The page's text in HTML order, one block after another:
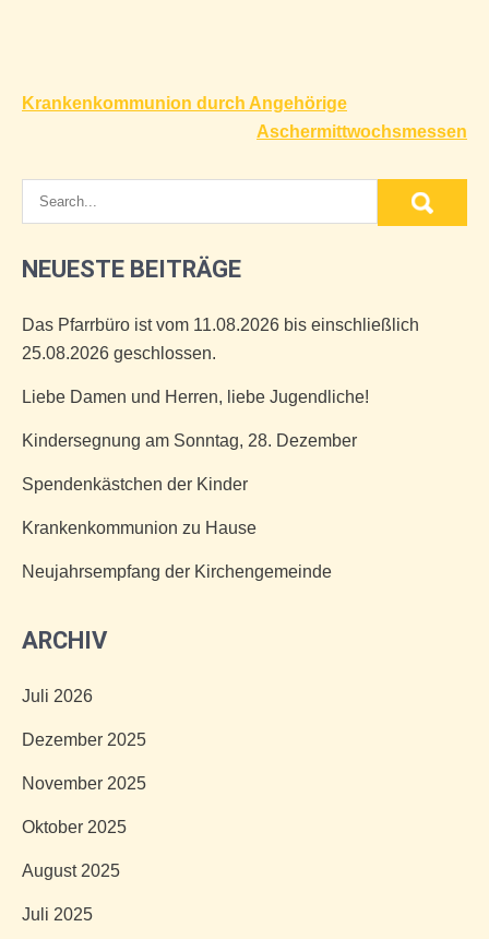
Beitragsnavigation
Krankenkommunion durch Angehörige
Aschermittwochsmessen
NEUESTE BEITRÄGE
Das Pfarrbüro ist vom 11.08.2026 bis einschließlich
25.08.2026 geschlossen.
Liebe Damen und Herren, liebe Jugendliche!
Kindersegnung am Sonntag, 28. Dezember
Spendenkästchen der Kinder
Krankenkommunion zu Hause
Neujahrsempfang der Kirchengemeinde
ARCHIV
Juli 2026
Dezember 2025
November 2025
Oktober 2025
August 2025
Juli 2025